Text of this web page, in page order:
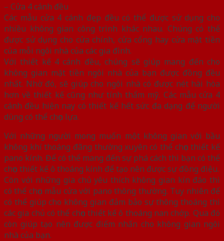
– Cửa 4 cánh đều
Các mẫu cửa 4 cánh đẹp đều có thể được sử dụng cho
nhiều không gian công trình khác nhau. Chúng có thể
được sử dụng cho cửa chính, cửa cổng hay cửa mặt tiền
của mỗi ngôi nhà của các gia đình.
Với thiết kế 4 cánh đều, chúng sẽ giúp mang đến cho
không gian mặt tiền ngôi nhà của bạn được đồng đều
nhất. Nhờ đó, sẽ giúp cho ngôi nhà có được nét hài hòa
hơn về thiết kế cũng như tính thẩm mỹ. Các mẫu cửa 4
cánh đều hiện nay có thiết kế hết sức đa dạng để người
dùng có thể chọn lựa.
Với những người mong muốn một không gian với bầu
không khí thoáng đãng thường xuyên có thể chọn thiết kế
pano kính. Để có thể mang đến sự phá cách thì bạn có thể
chọn thiết kế ô thoáng kính để tạo nên được sự đồng điệu.
Còn với những gia chủ yêu thích không gian kín đáo thì
có thể chọn mẫu cửa với pano thông thường. Tuy nhiên để
có thể giúp cho không gian đảm bảo sự thông thoáng thì
các gia chủ có thể chọn thiết kế ô thoáng nan chớp. Qua đó
còn giúp tạo nên được điểm nhấn cho không gian ngôi
nhà của bạn.